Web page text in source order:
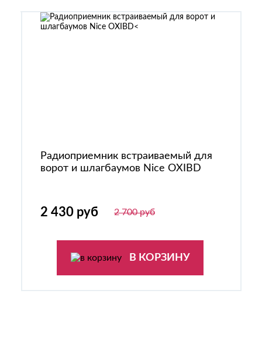
Радиоприемник встраиваемый для
ворот и шлагбаумов Nice OXIBD
2 430 руб 2 700 руб
В КОРЗИНУ